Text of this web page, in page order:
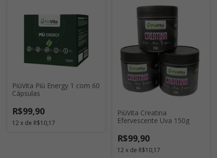
PiùVita Più Energy 1 com 60
Cápsulas
R$99,90
12 x de R$10,17
PiùVita Creatina
Efervescente Uva 150g
R$99,90
12 x de R$10,17